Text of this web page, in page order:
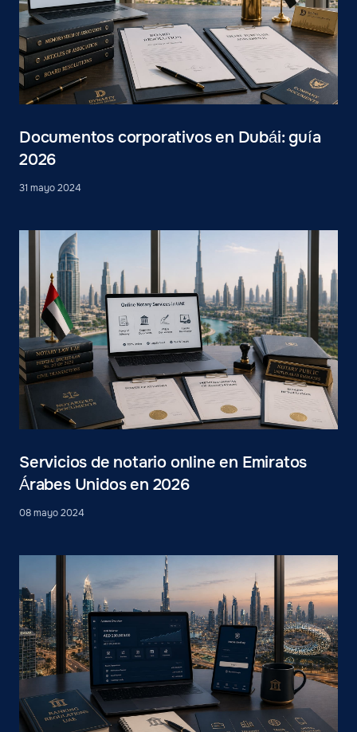
Documentos corporativos en Dubái: guía
2026
31 mayo 2024
Servicios de notario online en Emiratos
Árabes Unidos en 2026
08 mayo 2024